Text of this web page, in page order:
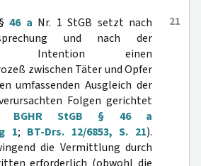
21
46 a Nr. 1 StGB setzt nach
und nach der
Intention einen
zwischen Täter und Opfer
umfassenden Ausgleich der
Folgen gerichtet
BGHR StGB § 46 a
1; BT-Drs. 12/6853, S. 21).
die Vermittlung durch